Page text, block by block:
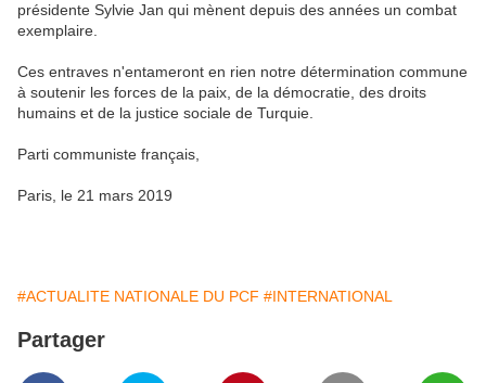
présidente Sylvie Jan qui mènent depuis des années un combat
exemplaire.
Ces entraves n'entameront en rien notre détermination commune
à soutenir les forces de la paix, de la démocratie, des droits
humains et de la justice sociale de Turquie.
Parti communiste français,
Paris, le 21 mars 2019
#ACTUALITE NATIONALE DU PCF #INTERNATIONAL
Partager